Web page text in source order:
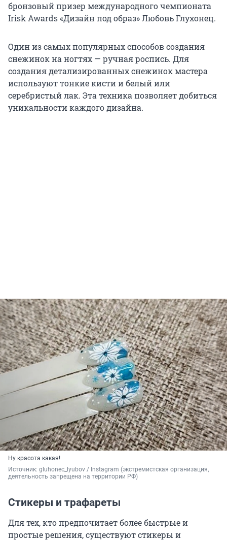
бронзовый призер международного чемпионата
Irisk Awards «Дизайн под образ» Любовь Глухонец.
Один из самых популярных способов создания
снежинок на ногтях — ручная роспись. Для
создания детализированных снежинок мастера
используют тонкие кисти и белый или
серебристый лак. Эта техника позволяет добиться
уникальности каждого дизайна.
Ну красота какая!
Источник: gluhonec_lyubov / Instagram (экстремистская организация,
деятельность запрещена на территории РФ)
Стикеры и трафареты
Для тех, кто предпочитает более быстрые и
простые решения, существуют стикеры и